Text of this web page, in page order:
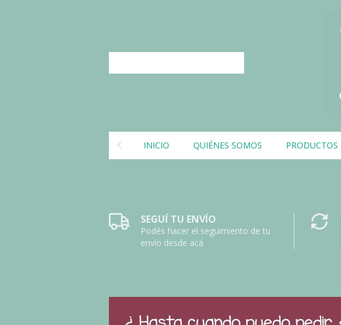
INICIO QUIÉNES SOMOS PRODUCTOS
SEGUÍ TU ENVÍO
Podés hacer el seguimiento de tu
envío desde acá